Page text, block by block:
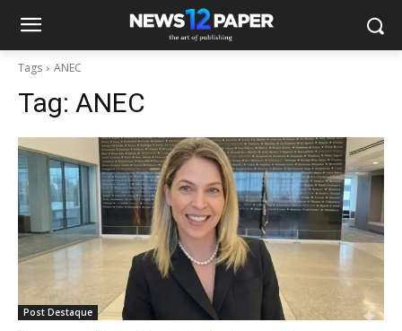
Tags ANEC
Tag: ANEC
Post Destaque